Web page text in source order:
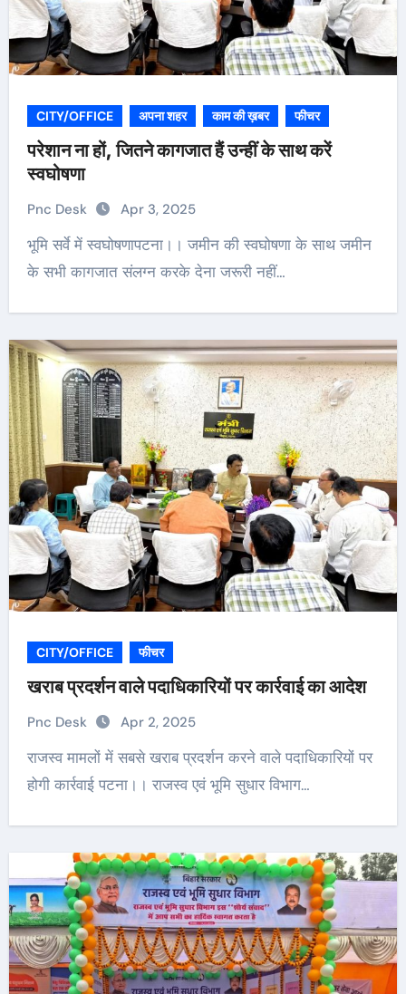
CITY/OFFICE अपना शहर काम की ख़बर फीचर
परेशान ना हों, जितने कागजात हैं उन्हीं के साथ करें
स्वघोषणा
Pnc Desk Apr 3, 2025
भूमि सर्वे में स्वघोषणापटना।। जमीन की स्वघोषणा के साथ जमीन
के सभी कागजात संलग्न करके देना जरूरी नहीं…
CITY/OFFICE फीचर
खराब प्रदर्शन वाले पदाधिकारियों पर कार्रवाई का आदेश
Pnc Desk Apr 2, 2025
राजस्व मामलों में सबसे खराब प्रदर्शन करने वाले पदाधिकारियों पर
होगी कार्रवाई पटना।। राजस्व एवं भूमि सुधार विभाग…